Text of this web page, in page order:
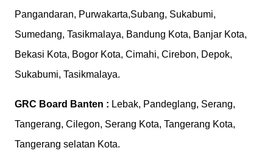
Pangandaran, Purwakarta,Subang, Sukabumi,
Sumedang, Tasikmalaya, Bandung Kota, Banjar Kota,
Bekasi Kota, Bogor Kota, Cimahi, Cirebon, Depok,
Sukabumi, Tasikmalaya.
GRC Board Banten : Lebak, Pandeglang, Serang,
Tangerang, Cilegon, Serang Kota, Tangerang Kota,
Tangerang selatan Kota.